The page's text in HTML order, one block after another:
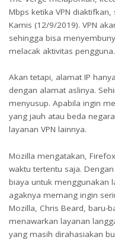
Mbps ketika VPN
Kamis (12/9/2019). VPN
sehingga bisa
melacak aktivitas pengguna.
Akan tetapi, alamat IP
dengan alamat aslinya.
menyusup. Apabila ingin
yang jauh atau beda
layanan VPN lainnya.
Mozilla mengatakan,
waktu tertentu saja.
biaya untuk menggunakan
agaknya memang ingin
Mozilla, Chris Beard, baru-
menawarkan layanan
yang masih dirahasiakan